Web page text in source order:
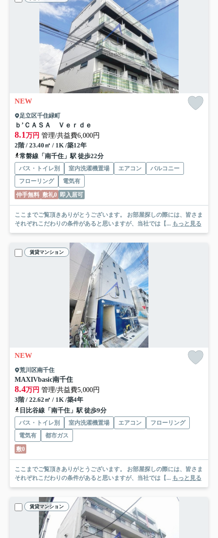
NEW
足立区千住緑町
ｂ’ＣＡＳＡ Ｖｅｒｄｅ
8.1 万円 管理/共益費6,000円
2階 / 23.40㎡ / 1K /築12年
常磐線「南千住」駅 徒歩22分
バス・トイレ別 室内洗濯機置場 エアコン
バルコニー
フローリング
電気有
仲手無料 敷礼0 即入居可
ここまでご覧頂きありがとうございます。 お部屋探しの際には、皆さま
それぞれこだわりの条件があると思いますが、当社では【... もっと見る
賃貸マンション
NEW
荒川区南千住
MAXIVbasic南千住
8.4万円 管理/共益費5,000円
3階 / 22.62㎡ / 1K /築4年
日比谷線「南千住」駅 徒歩9分
バス・トイレ別 室内洗濯機置場 エアコン
フローリング
電気有
都市ガス
敷0
ここまでご覧頂きありがとうございます。 お部屋探しの際には、皆さま
それぞれこだわりの条件があると思いますが、当社では【... もっと見る
賃貸マンション